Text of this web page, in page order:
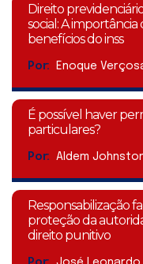
Direito
social: A importância
benefícios do inss
Por: Enoque
É possível haver
particulares?
Por: Aldem
Responsabilização
proteção da
direito punitivo